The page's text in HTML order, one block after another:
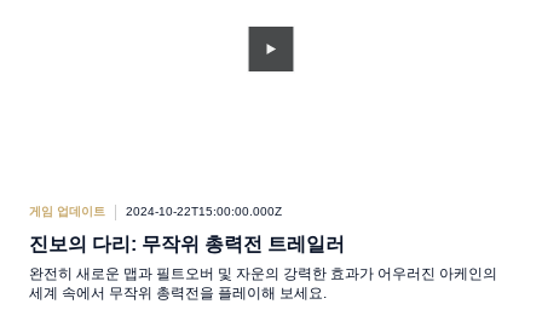
게임 업데이트 2024-10-22T15:00:00.000Z
진보의 다리: 무작위 총력전 트레일러
완전히 새로운 맵과 필트오버 및 자운의 강력한 효과가 어우러진 아케인의
세계 속에서 무작위 총력전을 플레이해 보세요.